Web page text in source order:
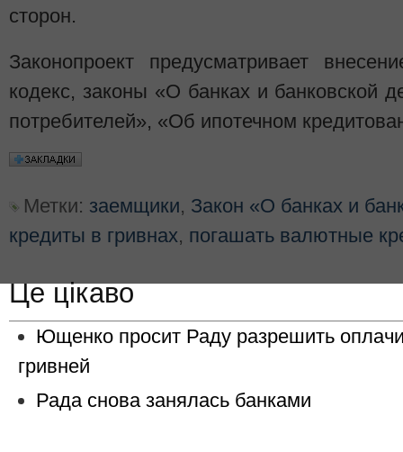
сторон.
Законопроект предусматривает
кодекс, законы «О банках и банковской
потребителей», «Об ипотечном
Метки: заемщики, Закон «О банках и
кредиты в гривнах, погашать валютные
Це цікаво
Ющенко просит Раду разрешить
гривней
Рада снова занялась банками